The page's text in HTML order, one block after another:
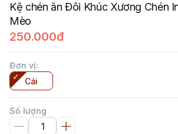
Kệ chén ăn Đôi Khúc Xương Chén
Mèo
250.000đ
Đơn vị:
Cái
Số lượng